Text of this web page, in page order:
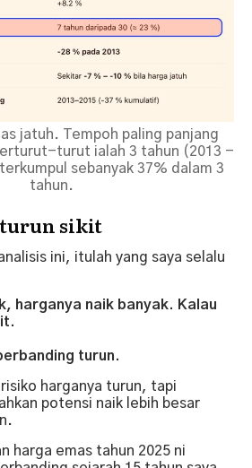
jatuh. Tempoh paling panjang
turut ialah 3 tahun (2013 -
sebanyak 37% dalam 3
tahun.
sikit
ini, itulah yang saya selalu
harganya naik banyak. Kalau
turun.
harganya turun, tapi
potensi naik lebih besar
harga emas tahun 2025 ni